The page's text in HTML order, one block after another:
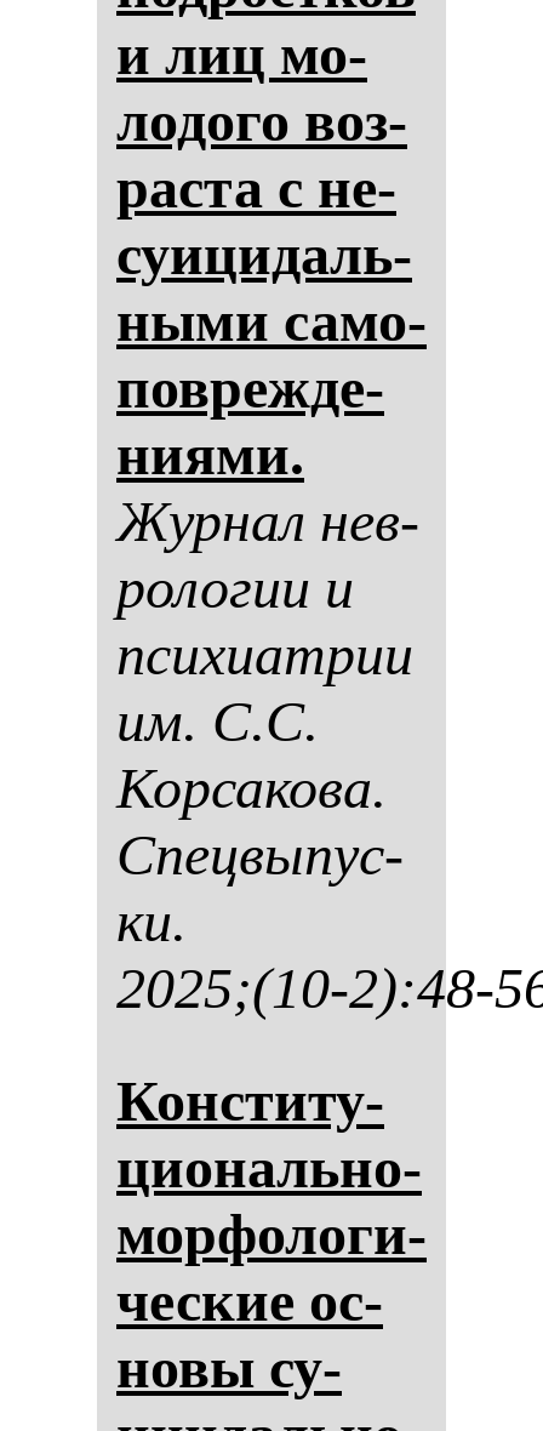
и лиц мо­
ло­до­го воз­
рас­та с не­
су­ици­даль­
ны­ми са­мо­
пов­реж­де­
ни­ями.
Жур­нал нев­
ро­ло­гии и
пси­хи­ат­рии
им. С.С.
Кор­са­ко­ва.
Спец­вы­пус­
ки.
2025;(10-2):48-
Кон­сти­ту­
ци­ональ­но-
мор­фо­ло­ги­
чес­кие ос­
но­вы су­